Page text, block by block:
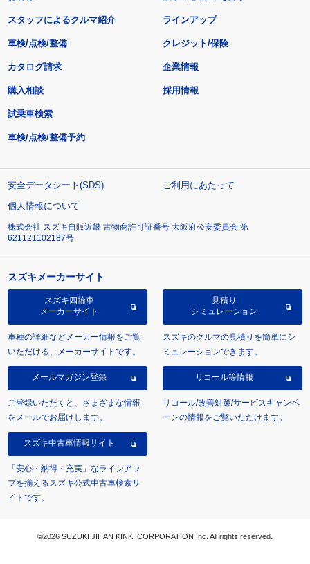
スタッフによるクルマ紹介 ラインアップ
車検/点検/整備 クレジット/保険
カタログ請求
購入相談
試乗車検索
車検/点検/整備予約
企業情報
採用情報
安全データシート(SDS)
ご利用にあたって
個人情報について
株式会社 スズキ自販近畿 古物商許可証番号 大阪府公安委員会 第
621121102187号
スズキメーカーサイト
スズキ四輪車
メーカーサイト
車種の詳細などメーカー情報をご覧
いただける、メーカーサイトです。
見積り
シミュレーション
スズキのクルマの見積りを簡単にシ
ミュレーションできます。
メールマガジン登録
ご登録いただくと、さまざまな情報
をメールでお届けします。
リコール等情報
リコール/改善対策/サービスキャンペ
ーンの情報をご覧いただけます。
スズキ中古車情報サイト
「安心・納得・充実」なラインアッ
プを揃えるスズキ公式中古車検索サ
イトです。
©2026 SUZUKI JIHAN KINKI CORPORATION Inc. All rights reserved.